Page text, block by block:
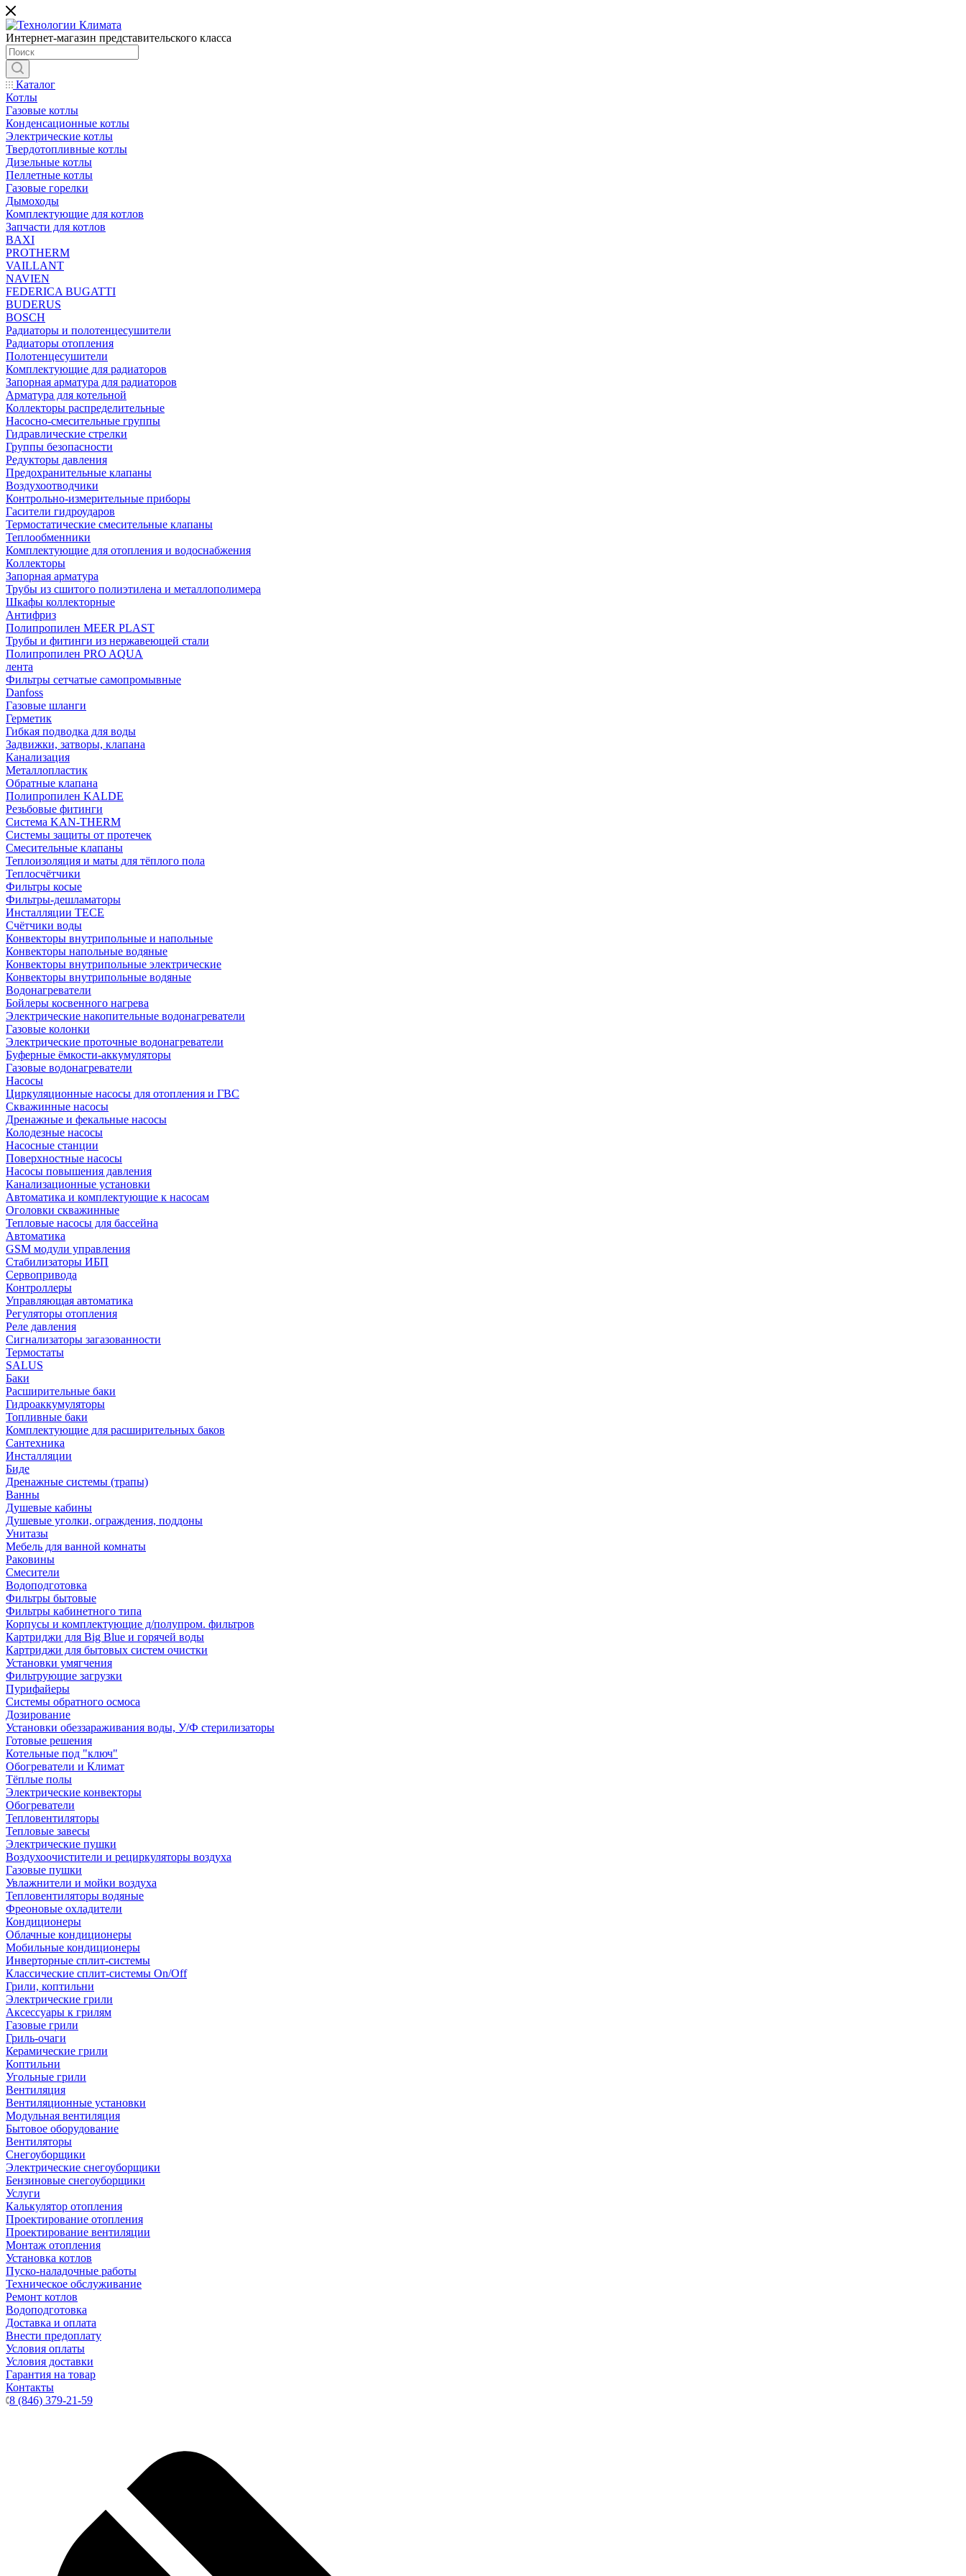
Интернет-магазин представительского класса
Каталог
Котлы
Газовые котлы
Конденсационные котлы
Электрические котлы
Твердотопливные котлы
Дизельные котлы
Пеллетные котлы
Газовые горелки
Дымоходы
Комплектующие для котлов
Запчасти для котлов
BAXI
PROTHERM
VAILLANT
NAVIEN
FEDERICA BUGATTI
BUDERUS
BOSCH
Радиаторы и полотенцесушители
Радиаторы отопления
Полотенцесушители
Комплектующие для радиаторов
Запорная арматура для радиаторов
Арматура для котельной
Коллекторы распределительные
Насосно-смесительные группы
Гидравлические стрелки
Группы безопасности
Редукторы давления
Предохранительные клапаны
Воздухоотводчики
Контрольно-измерительные приборы
Гасители гидроударов
Термостатические смесительные клапаны
Теплообменники
Комплектующие для отопления и водоснабжения
Коллекторы
Запорная арматура
Трубы из сшитого полиэтилена и металлополимера
Шкафы коллекторные
Антифриз
Полипропилен MEER PLAST
Трубы и фитинги из нержавеющей стали
Полипропилен PRO AQUA
лента
Фильтры сетчатые самопромывные
Danfoss
Газовые шланги
Герметик
Гибкая подводка для воды
Задвижки, затворы, клапана
Канализация
Металлопластик
Обратные клапана
Полипропилен KALDE
Резьбовые фитинги
Система KAN-THERM
Системы защиты от протечек
Смесительные клапаны
Теплоизоляция и маты для тёплого пола
Теплосчётчики
Фильтры косые
Фильтры-дешламаторы
Инсталляции TECE
Счётчики воды
Конвекторы внутрипольные и напольные
Конвекторы напольные водяные
Конвекторы внутрипольные электрические
Конвекторы внутрипольные водяные
Водонагреватели
Бойлеры косвенного нагрева
Электрические накопительные водонагреватели
Газовые колонки
Электрические проточные водонагреватели
Буферные ёмкости-аккумуляторы
Газовые водонагреватели
Насосы
Циркуляционные насосы для отопления и ГВС
Скважинные насосы
Дренажные и фекальные насосы
Колодезные насосы
Насосные станции
Поверхностные насосы
Насосы повышения давления
Канализационные установки
Автоматика и комплектующие к насосам
Оголовки скважинные
Тепловые насосы для бассейна
Автоматика
GSM модули управления
Стабилизаторы ИБП
Сервопривода
Контроллеры
Управляющая автоматика
Регуляторы отопления
Реле давления
Сигнализаторы загазованности
Термостаты
SALUS
Баки
Расширительные баки
Гидроаккумуляторы
Топливные баки
Комплектующие для расширительных баков
Сантехника
Инсталляции
Биде
Дренажные системы (трапы)
Ванны
Душевые кабины
Душевые уголки, ограждения, поддоны
Унитазы
Мебель для ванной комнаты
Раковины
Смесители
Водоподготовка
Фильтры бытовые
Фильтры кабинетного типа
Корпусы и комплектующие д/полупром. фильтров
Картриджи для Big Blue и горячей воды
Картриджи для бытовых систем очистки
Установки умягчения
Фильтрующие загрузки
Пурифайеры
Системы обратного осмоса
Дозирование
Установки обеззараживания воды, У/Ф стерилизаторы
Готовые решения
Котельные под "ключ"
Обогреватели и Климат
Тёплые полы
Электрические конвекторы
Обогреватели
Тепловентиляторы
Тепловые завесы
Электрические пушки
Воздухоочистители и рециркуляторы воздуха
Газовые пушки
Увлажнители и мойки воздуха
Тепловентиляторы водяные
Фреоновые охладители
Кондиционеры
Облачные кондиционеры
Мобильные кондиционеры
Инверторные сплит-системы
Классические сплит-системы On/Off
Грили, коптильни
Электрические грили
Аксессуары к грилям
Газовые грили
Гриль-очаги
Керамические грили
Коптильни
Угольные грили
Вентиляция
Вентиляционные установки
Модульная вентиляция
Бытовое оборудование
Вентиляторы
Снегоуборщики
Электрические снегоуборщики
Бензиновые снегоуборщики
Услуги
Калькулятор отопления
Проектирование отопления
Проектирование вентиляции
Монтаж отопления
Установка котлов
Пуско-наладочные работы
Техническое обслуживание
Ремонт котлов
Водоподготовка
Доставка и оплата
Внести предоплату
Условия оплаты
Условия доставки
Гарантия на товар
Контакты
8 (846) 379-21-59